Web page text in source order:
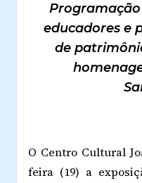
educadores e
de
O Centro Cultural
feira (19) a